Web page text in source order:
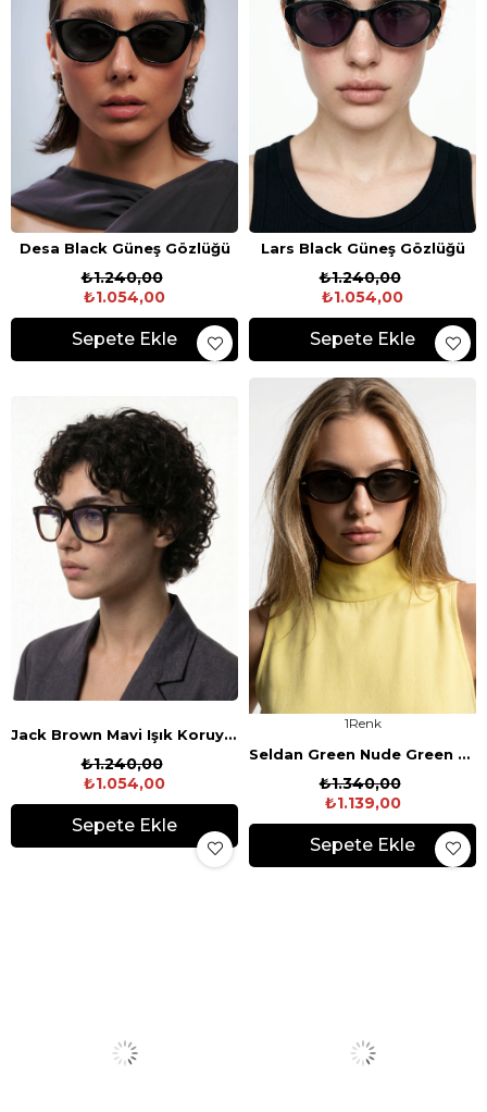
Desa Black Güneş Gözlüğü
₺1.054,00
₺1.240,00
Sepete Ekle
Lars Black Güneş Gözlüğü
₺1.054,00
₺1.240,00
Sepete Ekle
Jack Brown Mavi Işık Koruyucu Gözlük
₺1.054,00
₺1.240,00
Sepete Ekle
1
Seldan Green Nude Green Güneş Gözlüğü
₺1.139,00
₺1.340,00
Sepete Ekle